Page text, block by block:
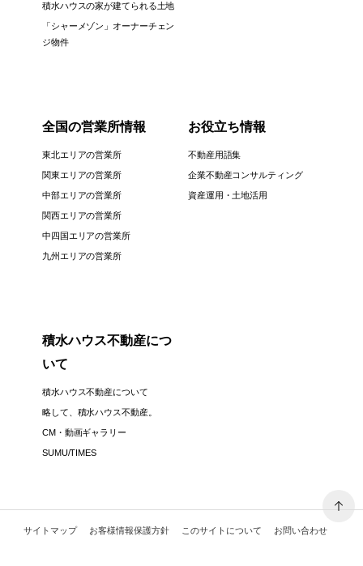
積水ハウスの家が建てられる土地
「シャーメゾン」オーナーチェン
ジ物件
全国の営業所情報
東北エリアの営業所
関東エリアの営業所
中部エリアの営業所
関西エリアの営業所
中四国エリアの営業所
九州エリアの営業所
お役立ち情報
不動産用語集
企業不動産コンサルティング
資産運用・土地活用
積水ハウス不動産につ
いて
積水ハウス不動産について
略して、積水ハウス不動産。
CM・動画ギャラリー
SUMU/TIMES
サイトマップ お客様情報保護方針 このサイトについて お問い合わせ